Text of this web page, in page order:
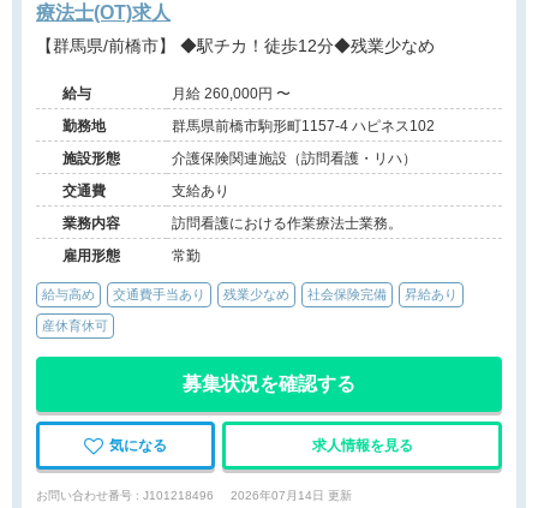
療法士(OT)求人
【群馬県/前橋市】 ◆駅チカ！徒歩12分◆残業少なめ
給与
月給 260,000円 〜
勤務地
群馬県前橋市駒形町1157-4 ハピネス102
施設形態
介護保険関連施設（訪問看護・リハ）
交通費
支給あり
業務内容
訪問看護における作業療法士業務。
雇用形態
常勤
給与高め 交通費手当あり 残業少なめ 社会保険完備 昇給あり
産休育休可
募集状況を確認する
気になる 求人情報を見る
お問い合わせ番号 : J101218496 2026年07月14日 更新